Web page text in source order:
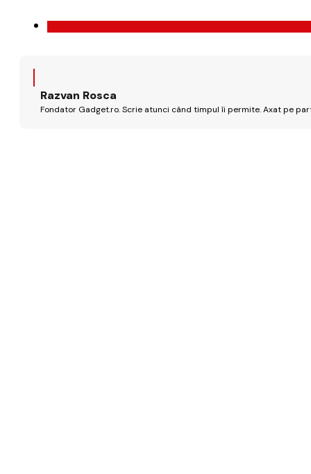
Razvan Rosca
Fondator Gadget.ro. Scrie atunci când timpul îi permite. Axat pe